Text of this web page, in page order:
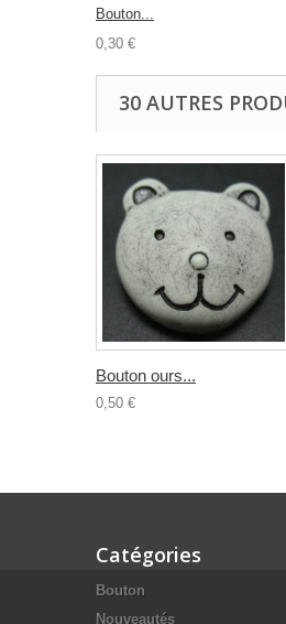
Bouton...
0,30 €
30 AUTRES
Bouton ours...
0,50 €
Catégories
Bouton
Nouveautés